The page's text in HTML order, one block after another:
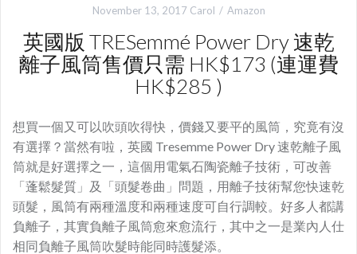
November 13, 2017 Carol Amazon
英國版 TRESemmé Power Dry 速乾
離子風筒售價只需 HK$173 (連運費
HK$285 )
想買一個又可以吹頭吹得快，價錢又要平的風筒，究竟有沒
有選擇？當然有啦，英國 Tresemme Power Dry 速乾離子風
筒就是好選擇之一，這個用電氣石陶瓷離子技術，可改善
「蓬鬆髮質」及「頭髮卷曲」問題，用離子技術幫您快速乾
頭髮，風筒有兩種溫度和兩種速度可自行調較。好多人都講
負離子，其實負離子風筒愈來愈流行，其中之一是業內人仕
相同負離子風筒吹髮時能同時護髮添。